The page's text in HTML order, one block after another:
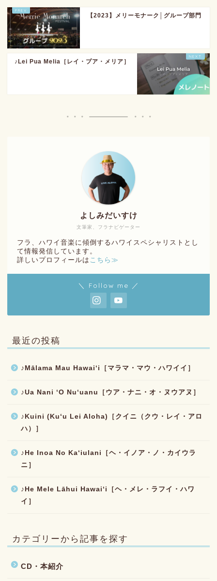
【2023】メリーモナーク│グループ部門
♪Lei Pua Melia［レイ・プア・メリア］
文筆家、フラナビゲーター
よしみだいすけ
フラ、ハワイ音楽に傾倒するハワイスペシャリストとし
て情報発信しています。
詳しいプロフィールは こちら≫
＼ Follow me ／
最近の投稿
♪Mālama Mau Hawaiʻi［マラマ・マウ・ハワイイ］
♪Ua Nani ʻO Nuʻuanu［ウア・ナニ・オ・ヌウアヌ］
♪Kuini (Kuʻu Lei Aloha)［クイニ（クウ・レイ・アロ
ハ）］
♪He Inoa No Kaʻiulani［ヘ・イノア・ノ・カイウラ
ニ］
♪He Mele Lāhui Hawaiʻi［ヘ・メレ・ラフイ・ハワ
イ］
カテゴリーから記事を探す
CD・本紹介